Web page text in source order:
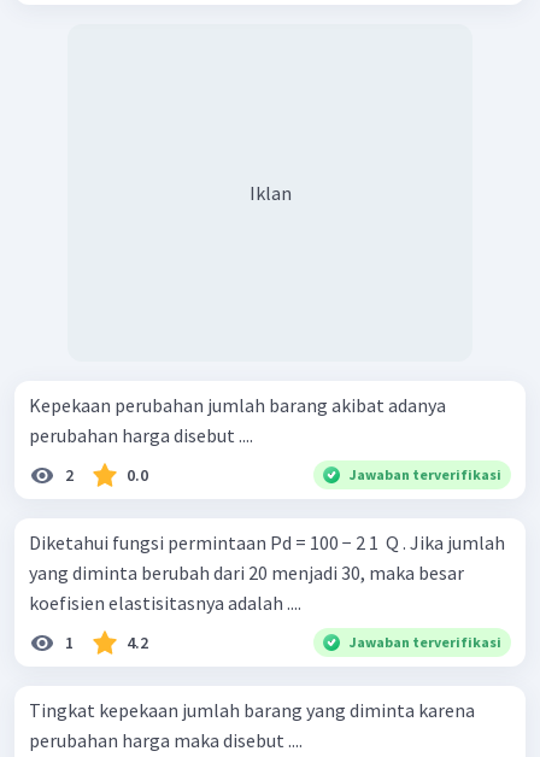
Iklan
Kepekaan perubahan jumlah barang akibat adanya
perubahan harga disebut ....
2 0.0 Jawaban terverifikasi
Diketahui fungsi permintaan Pd = 100 − 2 1 ​ Q . Jika jumlah
yang diminta berubah dari 20 menjadi 30, maka besar
koefisien elastisitasnya adalah ....
1 4.2 Jawaban terverifikasi
Tingkat kepekaan jumlah barang yang diminta karena
perubahan harga maka disebut ....